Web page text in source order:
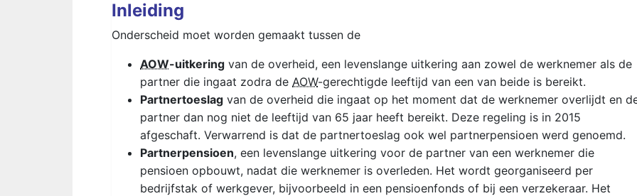
Inleiding
Onderscheid moet worden gemaakt tussen de
AOW-uitkering van de overheid, een levenslange uitkering aan zowel de werknemer als de
partner die ingaat zodra de AOW-gerechtigde leeftijd van een van beide is bereikt.
Partnertoeslag van de overheid die ingaat op het moment dat de werknemer overlijdt en
partner dan nog niet de leeftijd van 65 jaar heeft bereikt. Deze regeling is in 2015
afgeschaft. Verwarrend is dat de partnertoeslag ook wel partnerpensioen werd genoemd.
Partnerpensioen, een levenslange uitkering voor de partner van een werknemer die
pensioen opbouwt, nadat die werknemer is overleden. Het wordt georganiseerd per
bedrijfstak of werkgever, bijvoorbeeld in een pensioenfonds of bij een verzekeraar. Het